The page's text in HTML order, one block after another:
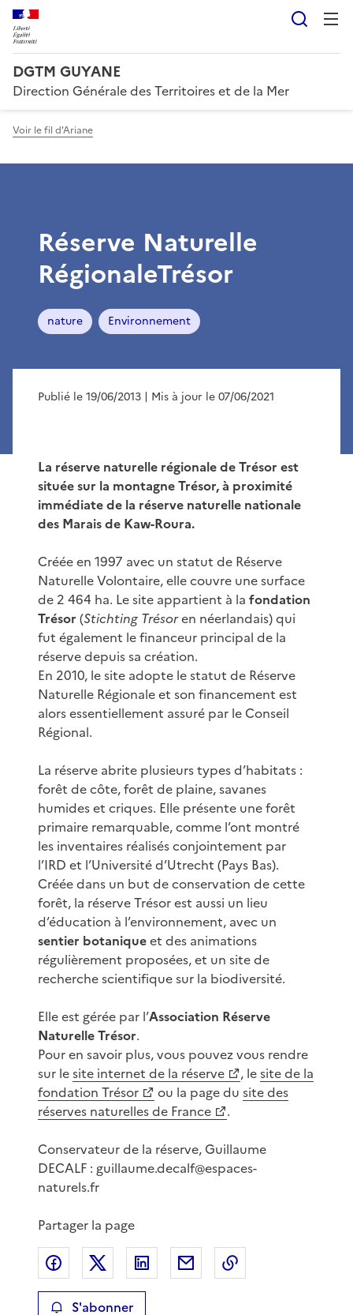
DGTM GUYANE
Direction Générale des Territoires et de la Mer
Voir le fil d'Ariane
Réserve Naturelle
RégionaleTrésor
nature Environnement
Publié le 19/06/2013 | Mis à jour le 07/06/2021
La réserve naturelle régionale de Trésor est
située sur la montagne Trésor, à proximité
immédiate de la réserve naturelle nationale
des Marais de Kaw-Roura.
Créée en 1997 avec un statut de Réserve
Naturelle Volontaire, elle couvre une surface
de 2 464 ha. Le site appartient à la fondation
Trésor (Stichting Trésoren néerlandais) qui
fut également le financeur principal de la
réserve depuis sa création.
En 2010, le site adopte le statut de Réserve
Naturelle Régionale et son financement est
alors essentiellement assuré par le Conseil
Régional.
La réserve abrite plusieurs types d’habitats :
forêt de côte, forêt de plaine, savanes
humides et criques. Elle présente une forêt
primaire remarquable, comme l’ont montré
les inventaires réalisés conjointement par
l’IRD et l’Université d’Utrecht (Pays Bas).
Créée dans un but de conservation de cette
forêt, la réserve Trésor est aussi un lieu
d’éducation à l’environnement, avec un
sentier botaniqueet des animations
régulièrement proposées, et un site de
recherche scientifique sur la biodiversité.
Elle est gérée par l’Association Réserve
Naturelle Trésor.
Pour en savoir plus, vous pouvez vous rendre
sur lesite internet de la réserve , lesite de la
fondation Trésor
ou la page du site des
réserves naturelles de France
.
Conservateur de la réserve, Guillaume
DECALF : guillaume.decalf@espaces-
naturels.fr
Partager la page
Partager sur Facebook
Partager sur XPartager sur LinkedIn
Partager par email
S'abonner